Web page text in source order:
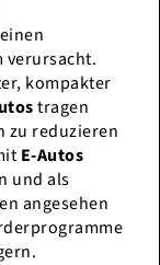
verursacht.
kompakter
tragen
zu reduzieren
E-Autos
und als
angesehen